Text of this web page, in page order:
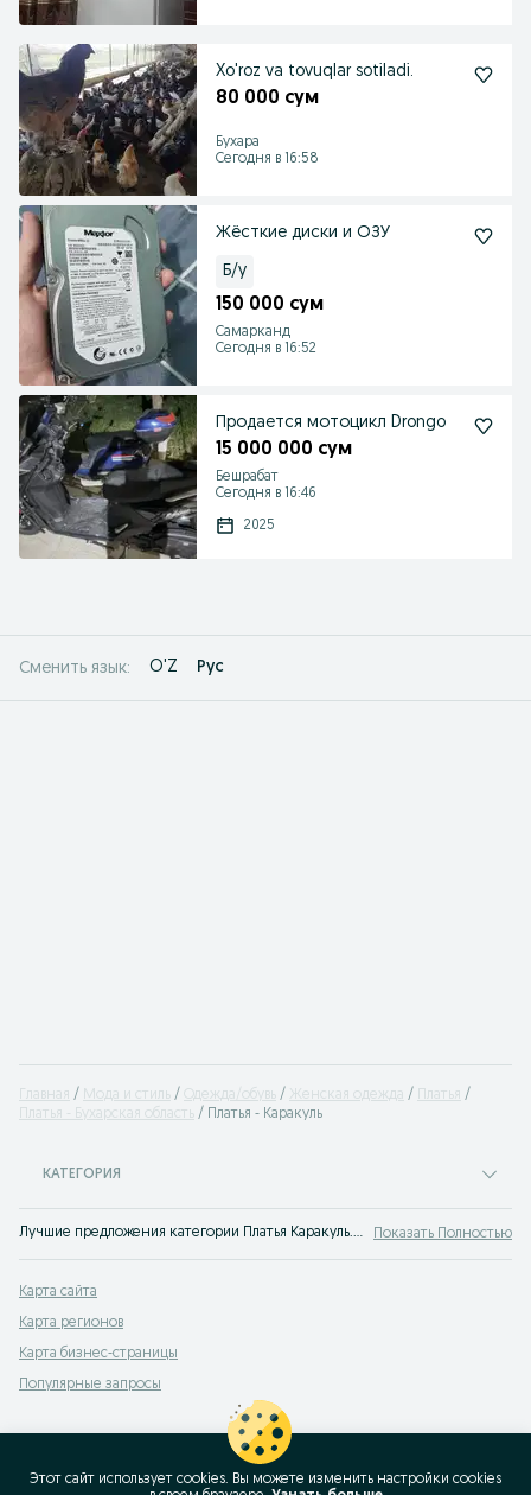
Xo'roz va tovuqlar sotiladi.
80 000 сум
Бухара
Сегодня в 16:58
Жёсткие диски и ОЗУ
Б/у
150 000 сум
Самарканд
Сегодня в 16:52
Продается мотоцикл Drongo
15 000 000 сум
Бешрабат
Сегодня в 16:46
2025
Сменить язык: O'Z Рус
Главная Мода и стиль Одежда/обувь Женская одежда
Платья
Платья - Бухарская область
Платья - Каракуль
КАТЕГОРИЯ
Лучшие предложения категории Платья Каракуль. Большой выбор товаров и услуг по выгодным ценам на OLX! Множество предложений на OLX.uz! Показать Полностью
Карта сайта
Карта регионов
Карта бизнес-страницы
Популярные запросы
Этот сайт использует cookies. Вы можете изменить настройки cookies